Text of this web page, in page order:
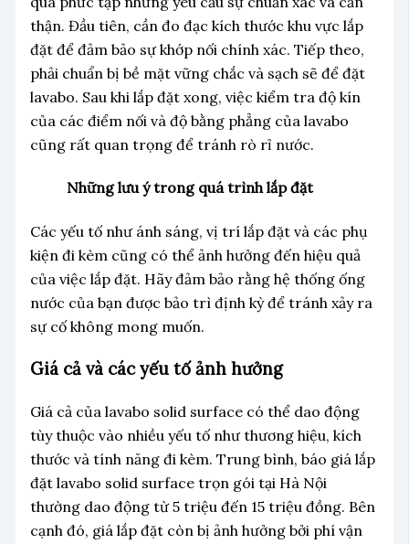
thận. Đầu tiên, cần đo đạc kích thước khu vực lắp
đặt để đảm bảo sự khớp nối chính xác. Tiếp theo,
phải chuẩn bị bề mặt vững chắc và sạch sẽ để đặt
lavabo. Sau khi lắp đặt xong, việc kiểm tra độ kín
của các điểm nối và độ bằng phẳng của lavabo
cũng rất quan trọng để tránh rò rỉ nước.
Những lưu ý trong quá trình lắp đặt
Các yếu tố như ánh sáng, vị trí lắp đặt và các phụ
kiện đi kèm cũng có thể ảnh hưởng đến hiệu quả
của việc lắp đặt. Hãy đảm bảo rằng hệ thống ống
nước của bạn được bảo trì định kỳ để tránh xảy ra
sự cố không mong muốn.
Giá cả và các yếu tố ảnh hưởng
Giá cả của lavabo solid surface có thể dao động
tùy thuộc vào nhiều yếu tố như thương hiệu, kích
thước và tính năng đi kèm. Trung bình, báo giá lắp
đặt lavabo solid surface trọn gói tại Hà Nội
thường dao động từ 5 triệu đến 15 triệu đồng. Bên
cạnh đó, giá lắp đặt còn bị ảnh hưởng bởi phí vận